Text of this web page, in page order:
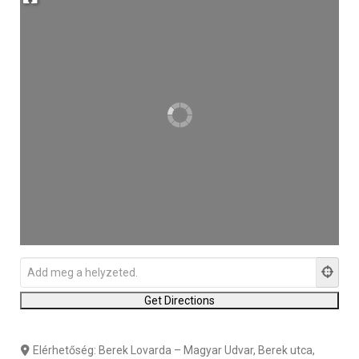
Elérhetőség: Berek Lovarda – Magyar Udvar, Berek utca,